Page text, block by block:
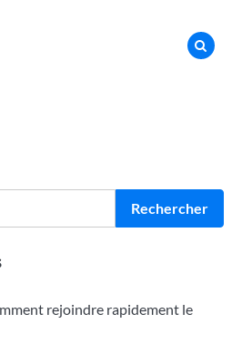
Rechercher
rejoindre rapidement le